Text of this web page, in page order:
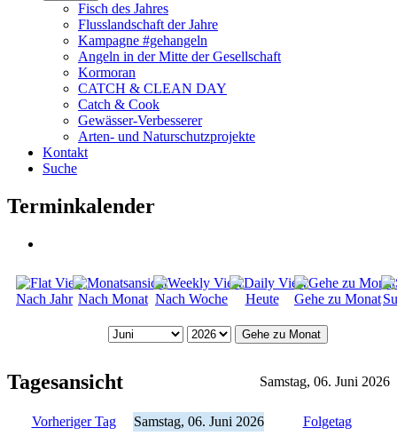
Fisch des Jahres
Flusslandschaft der Jahre
Kampagne #gehangeln
Angeln in der Mitte der Gesellschaft
Kormoran
CATCH & CLEAN DAY
Catch & Cook
Gewässer-Verbesserer
Arten- und Naturschutzprojekte
Kontakt
Suche
Terminkalender
Nach Jahr Nach Monat Nach Woche Heute Gehe zu Monat
Gehe zu Monat
Tagesansicht Samstag, 06. Juni 2026
Vorheriger Tag Samstag, 06. Juni 2026 Folgetag